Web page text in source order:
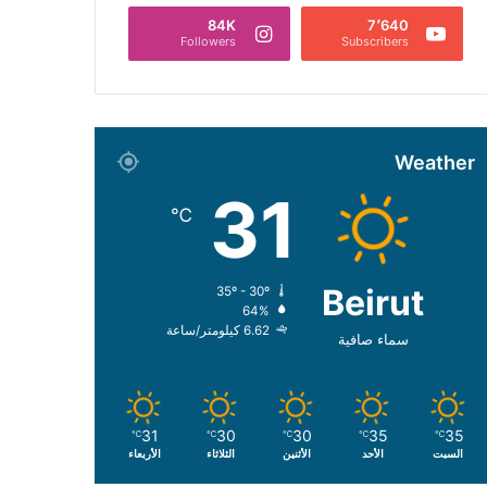
7٬640
Subscribers
84K
Followers
Weather
Beirut
سماء صافية
31
℃
64%
6.62 كيلومتر/ساعة
35
℃
السبت
35
℃
الأحد
30
℃
الأثنين
30
℃
الثلاثاء
31
℃
الأربعاء